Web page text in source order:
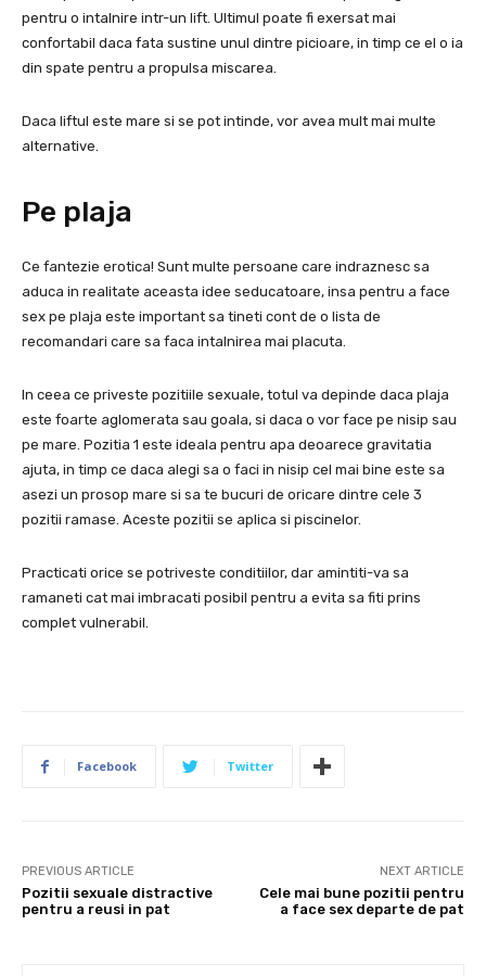
pentru o intalnire intr-un lift. Ultimul poate fi exersat mai
confortabil daca fata sustine unul dintre picioare, in timp ce el o ia
din spate pentru a propulsa miscarea.
Daca liftul este mare si se pot intinde, vor avea mult mai multe
alternative.
Pe plaja
Ce fantezie erotica! Sunt multe persoane care indraznesc sa
aduca in realitate aceasta idee seducatoare, insa pentru a face
sex pe plaja este important sa tineti cont de o lista de
recomandari care sa faca intalnirea mai placuta.
In ceea ce priveste pozitiile sexuale, totul va depinde daca plaja
este foarte aglomerata sau goala, si daca o vor face pe nisip sau
pe mare. Pozitia 1 este ideala pentru apa deoarece gravitatia
ajuta, in timp ce daca alegi sa o faci in nisip cel mai bine este sa
asezi un prosop mare si sa te bucuri de oricare dintre cele 3
pozitii ramase. Aceste pozitii se aplica si piscinelor.
Practicati orice se potriveste conditiilor, dar amintiti-va sa
ramaneti cat mai imbracati posibil pentru a evita sa fiti prins
complet vulnerabil.
Facebook Twitter
PREVIOUS ARTICLE
Pozitii sexuale distractive
pentru a reusi in pat
NEXT ARTICLE
Cele mai bune pozitii pentru
a face sex departe de pat